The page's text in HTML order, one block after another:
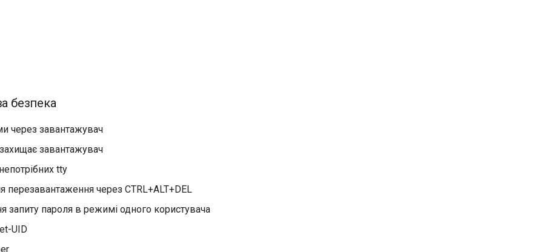
безпека
через завантажувач
завантажувач
tty
перезавантаження через CTRL+ALT+DEL
запиту пароля в режимі одного користувача
UID